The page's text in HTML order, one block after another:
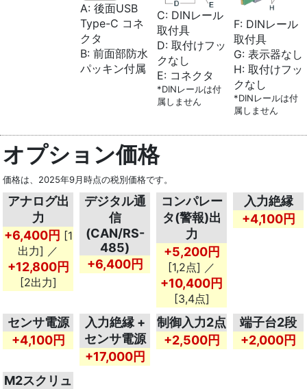
A: 後面USB
Type-C コネ
クタ
B: 前面部防水
パッキン付属
C: DINレール
取付具
D: 取付けフッ
クなし
E: コネクタ
*DINレールは付
属しません
F: DINレール
取付具
G: 表示器なし
H: 取付けフッ
クなし
*DINレールは付
属しません
オプション価格
価格は、2025年9月時点の税別価格です。
アナログ出
力
+6,400円 [1
出力] ／
+12,800円
[2出力]
デジタル通
信
(CAN/RS-
485)
+6,400円
コンパレー
タ(警報)出
力
+5,200円
[1,2点] ／
+10,400円
[3,4点]
入力絶縁
+4,100円
センサ電源
+4,100円
入力絶縁 +
センサ電源
+17,000円
制御入力2点
+2,500円
端子台2段
+2,000円
M2スクリュ